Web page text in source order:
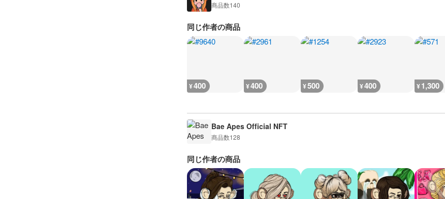
商品数140
同じ作者の商品
¥400 ¥400 ¥500 ¥400 ¥1,300
Bae Apes Official NFT
商品数128
同じ作者の商品